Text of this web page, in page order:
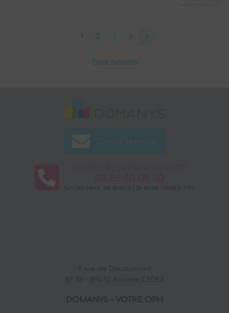
1 2 3 4
Page suivante
Contactez-nous
(lun. au vend. de 8h30 à 12h et de 13h30 à 17h)
9 rue de Douaumont
BP 36 - 89010 Auxerre CEDEX
DOMANYS – VOTRE OPH